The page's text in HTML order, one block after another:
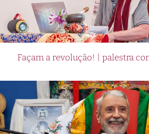
Façam a revolução! | palestra